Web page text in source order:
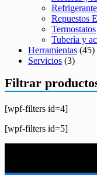
Repuestos
Termostatos
Tubería y
Herramientas (45)
Servicios (3)
Filtrar
[wpf-filters id=4]
[wpf-filters id=5]